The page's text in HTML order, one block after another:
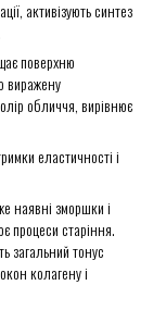
активізують синтез
поверхню
виражену
обличчя, вирівнює
еластичності і
наявні зморшки і
процеси старіння.
загальний тонус
колагену і